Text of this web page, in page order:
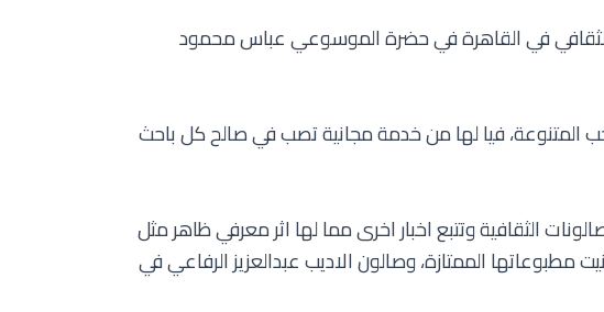
الثقافي في القاهرة في حضرة الموسوعي عباس محمود
المتنوعة، فيا لها من خدمة مجانية تصب في صالح كل باحث
الثقافية وتتبع اخبار اخرى مما لها اثر معرفي ظاهر مثل
مطبوعاتها الممتازة، وصالون الاديب عبدالعزيز الرفاعي في